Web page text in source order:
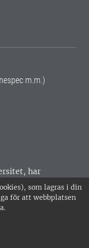
som lagras i din
för att webbplatsen
m.m.)
har
Huvudorter är
är
•
2817 •